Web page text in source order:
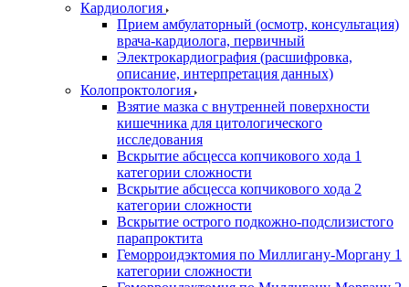
Кардиология
Прием амбулаторный (осмотр, консультация)
врача-кардиолога, первичный
Электрокардиография (расшифровка,
описание, интерпретация данных)
Колопроктология
Взятие мазка с внутренней поверхности
кишечника для цитологического
исследования
Вскрытие абсцесса копчикового хода 1
категории сложности
Вскрытие абсцесса копчикового хода 2
категории сложности
Вскрытие острого подкожно-подслизистого
парапроктита
Геморроидэктомия по Миллигану-Моргану 1
категории сложности